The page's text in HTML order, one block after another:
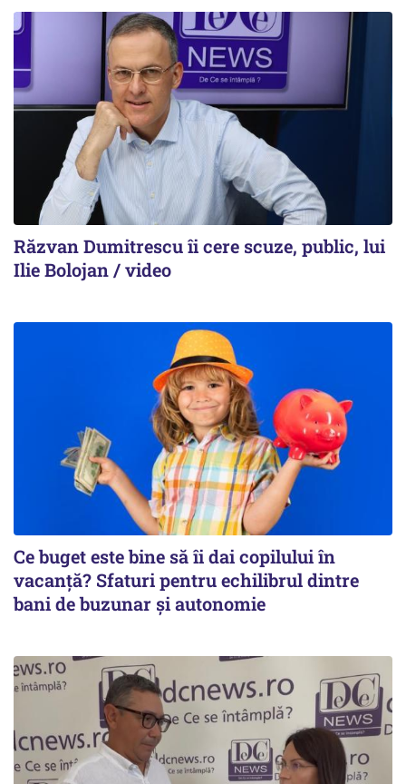
Răzvan Dumitrescu îi cere scuze, public, lui
Ilie Bolojan / video
Ce buget este bine să îi dai copilului în
vacanță? Sfaturi pentru echilibrul dintre
bani de buzunar și autonomie